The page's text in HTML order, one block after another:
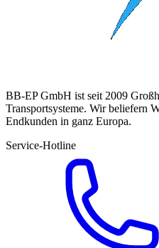
BB-EP GmbH ist seit 2009
Transportsysteme. Wir beliefern
Endkunden in ganz Europa.
Service-Hotline